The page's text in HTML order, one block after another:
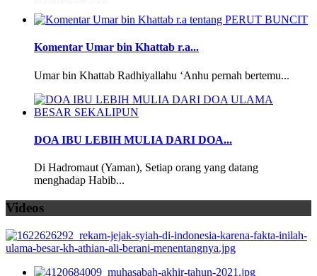
Komentar Umar bin Khattab r.a...
Umar bin Khattab Radhiyallahu ‘Anhu pernah bertemu...
DOA IBU LEBIH MULIA DARI DOA...
Di Hadromaut (Yaman), Setiap orang yang datang
menghadap Habib...
Videos